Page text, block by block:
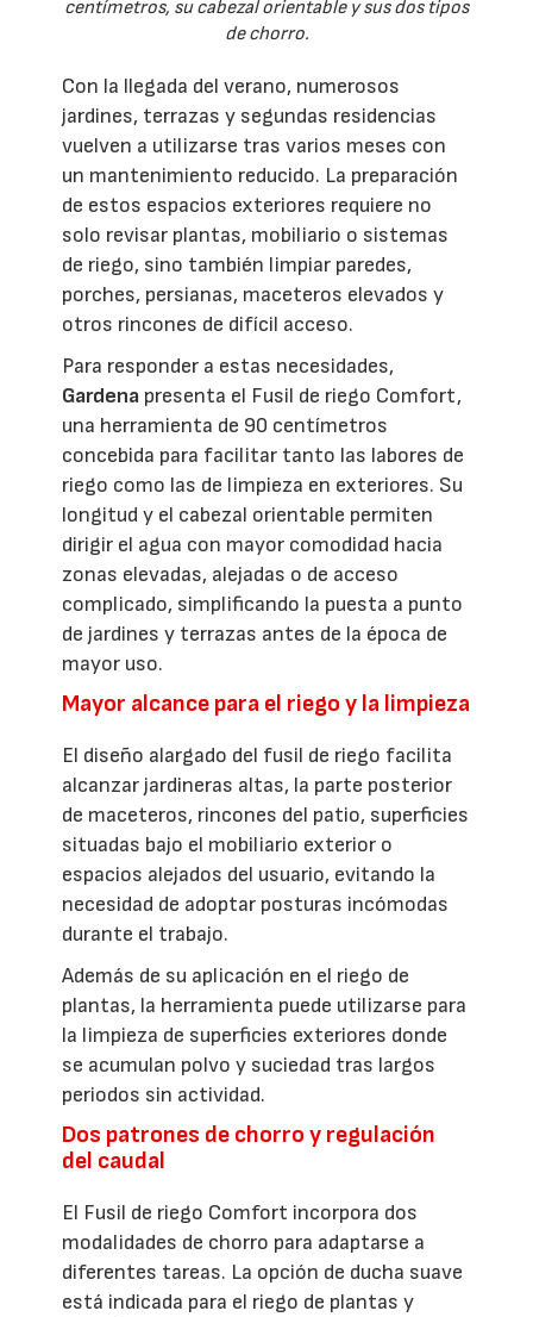
centímetros, su cabezal orientable y sus dos tipos
de chorro.
Con la llegada del verano, numerosos
jardines, terrazas y segundas residencias
vuelven a utilizarse tras varios meses con
un mantenimiento reducido. La preparación
de estos espacios exteriores requiere no
solo revisar plantas, mobiliario o sistemas
de riego, sino también limpiar paredes,
porches, persianas, maceteros elevados y
otros rincones de difícil acceso.
Para responder a estas necesidades,
Gardena presenta el Fusil de riego Comfort,
una herramienta de 90 centímetros
concebida para facilitar tanto las labores de
riego como las de limpieza en exteriores. Su
longitud y el cabezal orientable permiten
dirigir el agua con mayor comodidad hacia
zonas elevadas, alejadas o de acceso
complicado, simplificando la puesta a punto
de jardines y terrazas antes de la época de
mayor uso.
Mayor alcance para el riego y la limpieza
El diseño alargado del fusil de riego facilita
alcanzar jardineras altas, la parte posterior
de maceteros, rincones del patio, superficies
situadas bajo el mobiliario exterior o
espacios alejados del usuario, evitando la
necesidad de adoptar posturas incómodas
durante el trabajo.
Además de su aplicación en el riego de
plantas, la herramienta puede utilizarse para
la limpieza de superficies exteriores donde
se acumulan polvo y suciedad tras largos
periodos sin actividad.
Dos patrones de chorro y regulación
del caudal
El Fusil de riego Comfort incorpora dos
modalidades de chorro para adaptarse a
diferentes tareas. La opción de ducha suave
está indicada para el riego de plantas y